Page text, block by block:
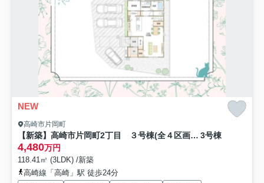
NEW
高崎市片岡町
【新築】高崎市片岡町2丁目 ３号棟(全４区画) フェリディアガーデン 新築建売分譲 3号棟
4,480万円
118.41㎡ (3LDK) /新築
高崎線「高崎」駅 徒歩24分